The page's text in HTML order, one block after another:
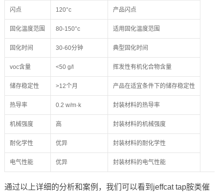
闪点 120°c 产品闪点
固化温度范围 80-150°c 适用固化温度范围
固化时间 30-60分钟 典型固化时间
voc含量 <50 g/l 挥发性有机化合物含量
储存稳定性 >12个月 产品在适宜条件下的储存稳定性
热导率 0.2 w/m·k 封装材料的热导率
机械强度 高 封装材料的机械强度
耐化学性 优异 封装材料的耐化学性
电气性能 优异 封装材料的电气性能
通过以上详细的分析和案例，我们可以看到jeffcat tap胺类催